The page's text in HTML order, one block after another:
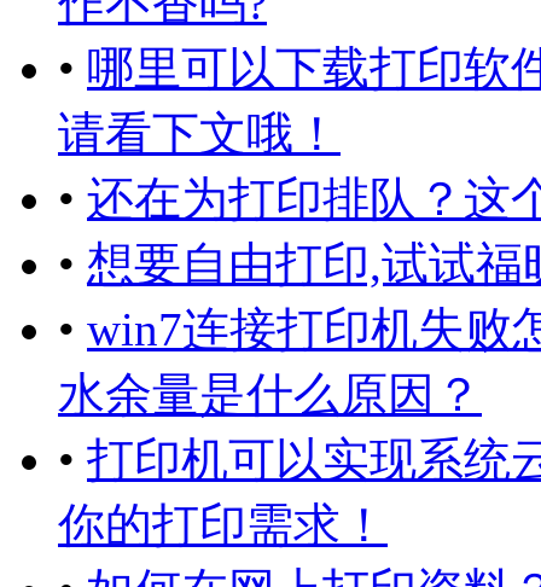
• 哪里可以下载打印软
请看下文哦！
• 还在为打印排队？这
• 想要自由打印,试试福
• win7连接打印机失败
水余量是什么原因？
• 打印机可以实现系统
你的打印需求！